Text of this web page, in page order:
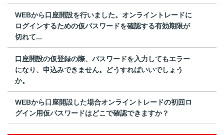
WEBから口座開設を行いました。オンライントレードに
ログインするための仮パスワードを確認する有効期限が
切れて...
口座開設の仮登録の際、パスワードを入力してもエラー
になり、申込みできません。どうすればいいでしょう
か。
WEBから口座開設した場合オンライントレードの初回ロ
グイン用仮パスワードはどこで確認できますか？